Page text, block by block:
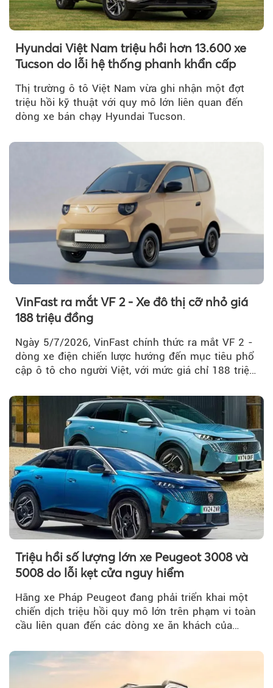
Hyundai Việt Nam triệu hồi hơn 13.600 xe
Tucson do lỗi hệ thống phanh khẩn cấp
Thị trường ô tô Việt Nam vừa ghi nhận một đợt
triệu hồi kỹ thuật với quy mô lớn liên quan đến
dòng xe bán chạy Hyundai Tucson.
VinFast ra mắt VF 2 - Xe đô thị cỡ nhỏ giá
188 triệu đồng
Ngày 5/7/2026, VinFast chính thức ra mắt VF 2 -
dòng xe điện chiến lược hướng đến mục tiêu phổ
cập ô tô cho người Việt, với mức giá chỉ 188 triệu
Triệu hồi số lượng lớn xe Peugeot 3008 và
5008 do lỗi kẹt cửa nguy hiểm
Hãng xe Pháp Peugeot đang phải triển khai một
chiến dịch triệu hồi quy mô lớn trên phạm vi toàn
cầu liên quan đến các dòng xe ăn khách của